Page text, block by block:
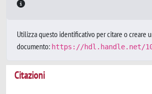
Utilizza questo identificativo per citare o creare
documento: https://hdl.handle.net/
Citazioni